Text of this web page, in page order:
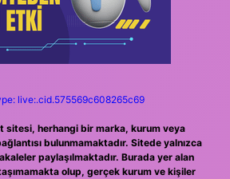
live:.cid.575569c608265c69
sitesi, herhangi bir marka, kurum veya
bulunmamaktadır. Sitede yalnızca
paylaşılmaktadır. Burada yer alan
olup, gerçek kurum ve kişiler